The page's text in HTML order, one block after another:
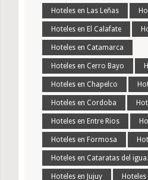
Hoteles en Las Leñas
Hoteles en El Calafate
Hoteles en Catamarca
Hoteles en Cerro Bayo
Hoteles en Chapelco
Hoteles en Cordoba
Hoteles en Entre Rios
Hoteles en Formosa
Hoteles en Cataratas del
Hoteles en Jujuy